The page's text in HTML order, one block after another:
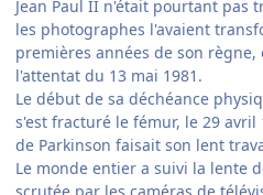
Jean Paul II n'était pourtant pas
les photographes l'avaient
premières années de son
l'attentat du 13 mai 1981.
Le début de sa déchéance
s'est fracturé le fémur, le 29
de Parkinson faisait son lent
Le monde entier a suivi la lente